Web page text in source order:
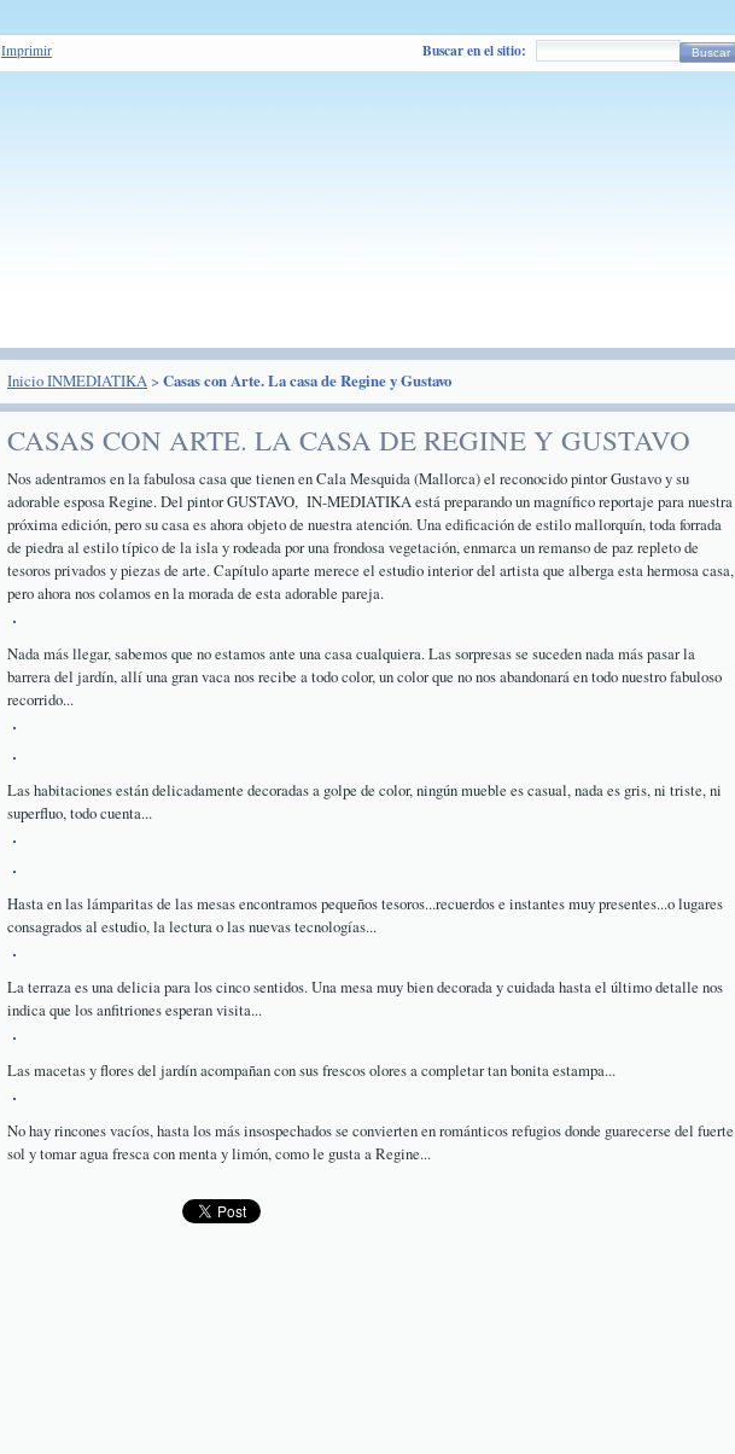
Inicio INMEDIATIKA> Casas con Arte. La casa de Regine y Gustavo
CASAS CON ARTE. LA CASA DE REGINE Y GUSTAVO
Nos adentramos en la fabulosa casa que tienen en Cala Mesquida (Mallorca) el reconocido pintor Gustavo y su
adorable esposa Regine. Del pintor GUSTAVO, IN-MEDIATIKA está preparando un magnífico reportaje para nuestra
próxima edición, pero su casa es ahora objeto de nuestra atención. Una edificación de estilo mallorquín, toda forrada
de piedra al estilo típico de la isla y rodeada por una frondosa vegetación, enmarca un remanso de paz repleto de
tesoros privados y piezas de arte. Capítulo aparte merece el estudio interior del artista que alberga esta hermosa casa,
pero ahora nos colamos en la morada de esta adorable pareja.
Nada más llegar, sabemos que no estamos ante una casa cualquiera. Las sorpresas se suceden nada más pasar la
barrera del jardín, allí una gran vaca nos recibe a todo color, un color que no nos abandonará en todo nuestro fabuloso
recorrido...
Las habitaciones están delicadamente decoradas a golpe de color, ningún mueble es casual, nada es gris, ni triste, ni
superfluo, todo cuenta...
Hasta en las lámparitas de las mesas encontramos pequeños tesoros...recuerdos e instantes muy presentes...o lugares
consagrados al estudio, la lectura o las nuevas tecnologías...
La terraza es una delicia para los cinco sentidos. Una mesa muy bien decorada y cuidada hasta el último detalle nos
indica que los anfitriones esperan visita...
Las macetas y flores del jardín acompañan con sus frescos olores a completar tan bonita estampa...
No hay rincones vacíos, hasta los más insospechados se convierten en románticos refugios donde guarecerse del fuerte
sol y tomar agua fresca con menta y limón, como le gusta a Regine...
Imprimir Buscar en el sitio: Buscar